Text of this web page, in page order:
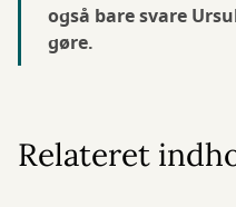
også bare svare
gøre.
Relateret